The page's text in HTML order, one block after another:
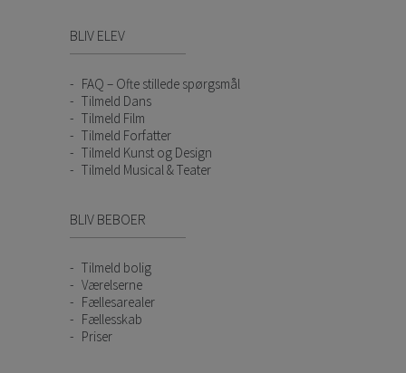
BLIV ELEV
FAQ – Ofte stillede spørgsmål
Tilmeld Dans
Tilmeld Film
Tilmeld Forfatter
Tilmeld Kunst og Design
Tilmeld Musical & Teater
BLIV BEBOER
Tilmeld bolig
Værelserne
Fællesarealer
Fællesskab
Priser